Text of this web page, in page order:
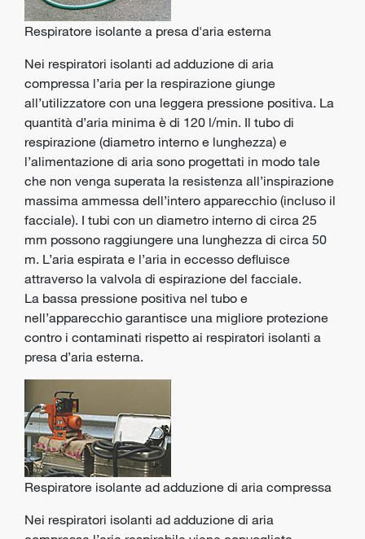
Respiratore isolante a presa d'aria esterna
Nei respiratori isolanti ad adduzione di aria
compressa l’aria per la respirazione giunge
all’utilizzatore con una leggera pressione positiva. La
quantità d’aria minima è di 120 l/min. Il tubo di
respirazione (diametro interno e lunghezza) e
l’alimentazione di aria sono progettati in modo tale
che non venga superata la resistenza all’inspirazione
massima ammessa dell’intero apparecchio (incluso il
facciale). I tubi con un diametro interno di circa 25
mm possono raggiungere una lunghezza di circa 50
m. L’aria espirata e l’aria in eccesso defluisce
attraverso la valvola di espirazione del facciale.
La bassa pressione positiva nel tubo e
nell’apparecchio garantisce una migliore protezione
contro i contaminati rispetto ai respiratori isolanti a
presa d’aria esterna.
Respiratore isolante ad adduzione di aria compressa
Nei respiratori isolanti ad adduzione di aria